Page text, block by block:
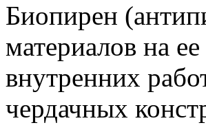
Биопирен
материалов на
внутренних
чердачных